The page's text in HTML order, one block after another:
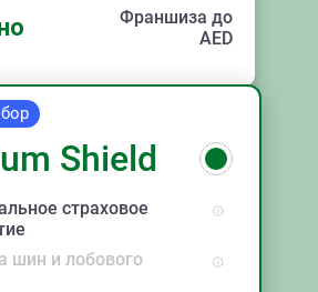
Франшиза до
AED
Shield
страховое
шин и лобового